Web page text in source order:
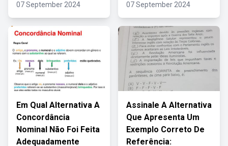
07 September 2024 07 September 2024
Em Qual Alternativa A
Concordância
Nominal Não Foi Feita
Adequadamente
Assinale A Alternativa
Que Apresenta Um
Exemplo Correto De
Referência: